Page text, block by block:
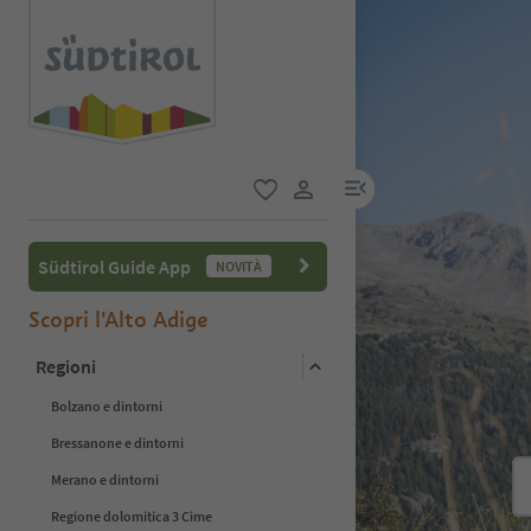
user link
menu link
Südtirol Guide App NOVITÀ
Scopri l'Alto Adige
Regioni
Bolzano e dintorni
Bressanone e dintorni
Merano e dintorni
Regione dolomitica 3 Cime